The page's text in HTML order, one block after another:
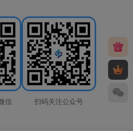
信 扫码关注公众号